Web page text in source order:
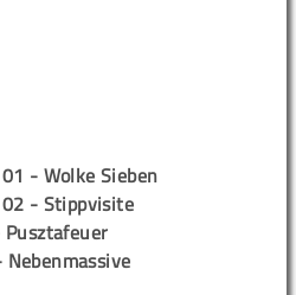
- Wolke Sieben
- Stippvisite